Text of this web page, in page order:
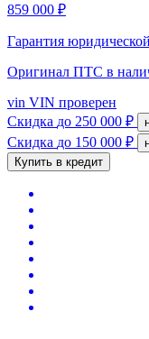
859 000 ₽
Гарантия
Оригинал ПТС в
vin VIN проверен
Скидка до 250 000 ₽
Скидка до 150 000 ₽
Купить в кредит